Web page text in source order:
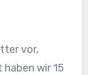
vor,
wir 15